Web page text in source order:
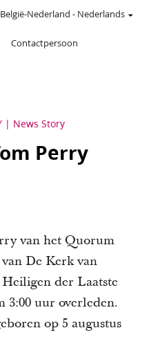
Contactpersoon
België-Nederland - Nederlands
News Story
Perry
van het Quorum
De Kerk van
der Laatste
3:00 uur overleden.
op 5 augustus